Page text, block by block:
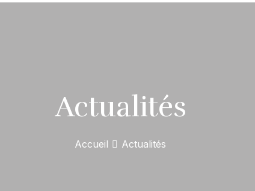
Actualités
Accueil Actualités